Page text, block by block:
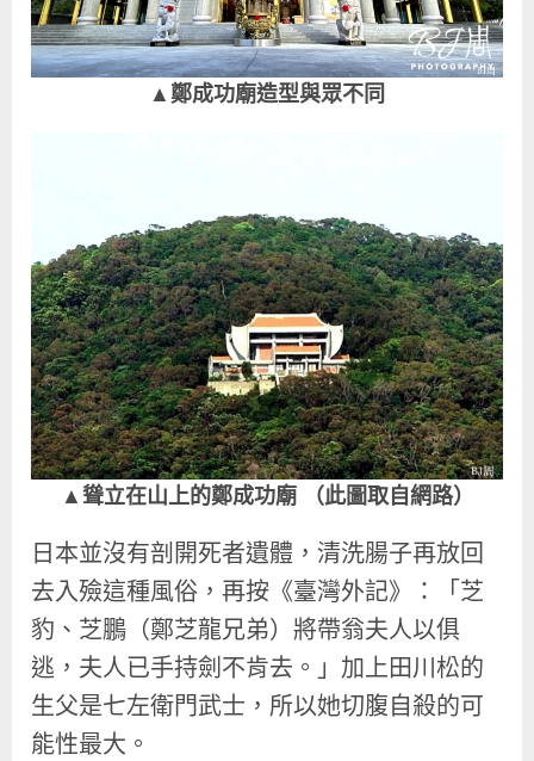
▲鄭成功廟造型與眾不同
▲聳立在山上的鄭成功廟 （此圖取自網路）
日本並沒有剖開死者遺體，清洗腸子再放回
去入殮這種風俗，再按《臺灣外記》：「芝
豹、芝鵬（鄭芝龍兄弟）將帶翁夫人以俱
逃，夫人已手持劍不肯去。」加上田川松的
生父是七左衛門武士，所以她切腹自殺的可
能性最大。